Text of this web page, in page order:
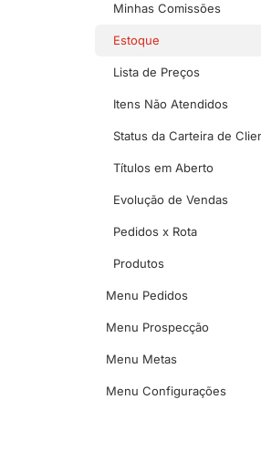
Minhas Comissões
Estoque
Lista de Preços
Itens Não Atendidos
Status da Carteira de
Títulos em Aberto
Evolução de Vendas
Pedidos x Rota
Produtos
Menu Pedidos
Menu Prospecção
Menu Metas
Menu Configurações